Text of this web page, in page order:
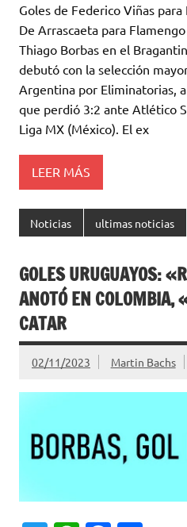
it
te
r
at
s
A
p
p
e
b
o
o
k
m
p
ar
ti
r
Goles de Federico Viñas
De Arrascaeta para
Thiago Borbas en el
debutó con la selección
Argentina por Eliminatorias,
que perdió 3:2 ante Atlético
Liga MX (México). El ex
LEER MÁS
Noticias ultimas noticias
GOLES URUGUAYOS:
ANOTÓ EN COLOMBIA,
CATAR
02/11/2023 Martin Bachs